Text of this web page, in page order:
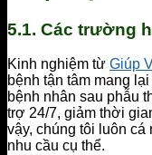
5.1. Các trường
Kinh nghiệm từ Giúp
bệnh tận tâm mang
bệnh nhân sau phẫu
trợ 24/7, giảm thời
vậy, chúng tôi luôn
nhu cầu cụ thể.